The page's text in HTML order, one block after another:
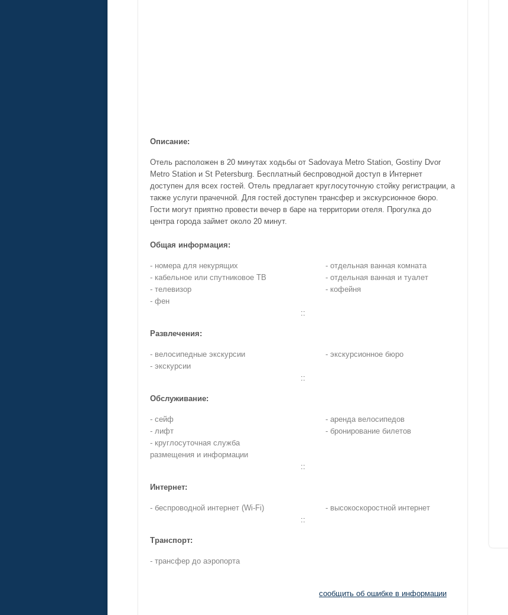
Описание:
Отель расположен в 20 минутах ходьбы от Sadovaya Metro Station, Gostiny Dvor
Metro Station и St Petersburg. Бесплатный беспроводной доступ в Интернет
доступен для всех гостей. Отель предлагает круглосуточную стойку регистрации, а
также услуги прачечной. Для гостей доступен трансфер и экскурсионное бюро.
Гости могут приятно провести вечер в баре на территории отеля. Прогулка до
центра города займет около 20 минут.
Общая информация:
- номера для некурящих
- кабельное или спутниковое ТВ
- телевизор
- фен
- отдельная ванная комната
- отдельная ванная и туалет
- кофейня
::
Развлечения:
- велосипедные экскурсии
- экскурсии
- экскурсионное бюро
::
Обслуживание:
- сейф
- лифт
- круглосуточная служба
размещения и информации
- аренда велосипедов
- бронирование билетов
::
Интернет:
- беспроводной интернет (Wi-Fi)
- высокоскоростной интернет
::
Транспорт:
- трансфер до аэропорта
сообщить об ошибке в информации